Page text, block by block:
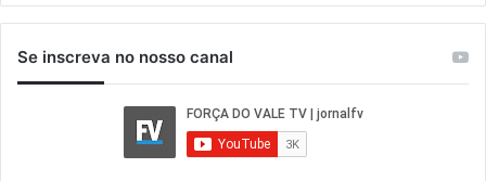
Se inscreva no nosso canal